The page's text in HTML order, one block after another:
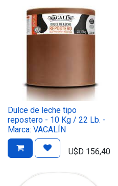
Dulce de leche tipo
repostero - 10 Kg / 22 Lb. -
Marca: VACALÍN
U$D 156,40